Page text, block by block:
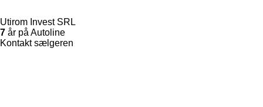
Utirom Invest SRL
7 år på Autoline
Kontakt sælgeren